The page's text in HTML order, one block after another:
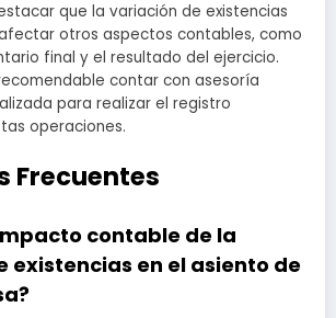
que la variación de existencias
otros aspectos contables, como
final y el resultado del ejercicio.
contar con asesoría
para realizar el registro
operaciones.
Frecuentes
contable de la
existencias en el asiento de